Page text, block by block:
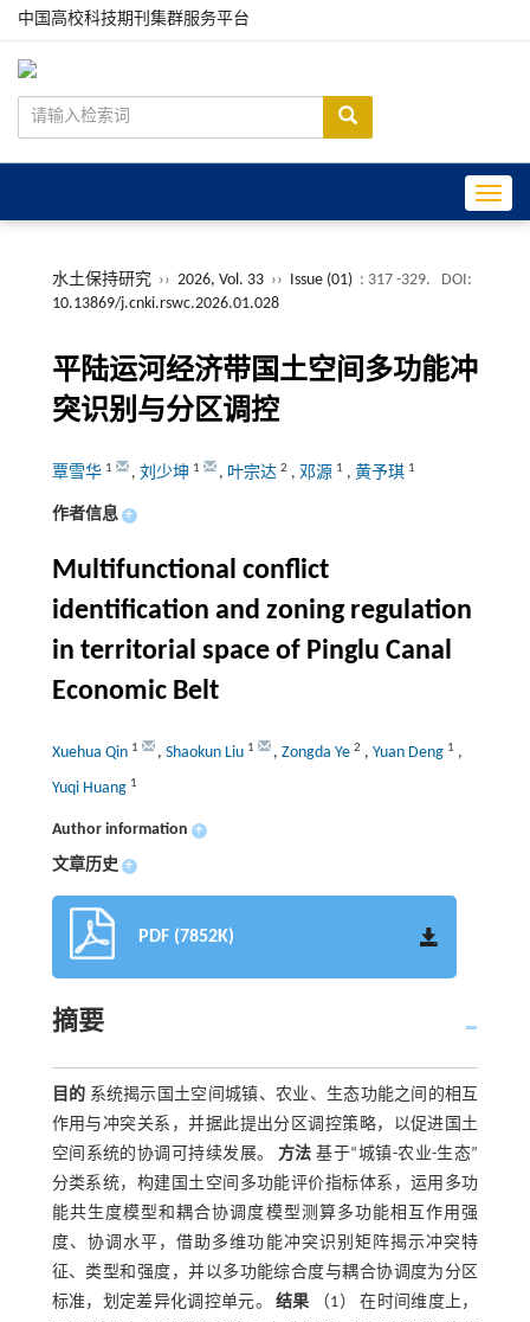
中国高校科技期刊集群服务平台
水土保持研究 ›› 2026, Vol. 33 ›› Issue (01) : 317 -329.
DOI:
10.13869/j.cnki.rswc.2026.01.028
平陆运河经济带国土空间多功能冲
突识别与分区调控
覃雪华 1 , 刘少坤 1 , 叶宗达 2 , 邓源 1 , 黄予琪 1
作者信息 +
Multifunctional conflict
identification and zoning regulation
in territorial space of Pinglu Canal
Economic Belt
Xuehua Qin 1 , Shaokun Liu 1 , Zongda Ye 2 , Yuan Deng 1 ,
Yuqi Huang 1
Author information +
文章历史 +
PDF (7852K)
摘要
目的 系统揭示国土空间城镇、农业、生态功能之间的相互
作用与冲突关系，并据此提出分区调控策略，以促进国土
空间系统的协调可持续发展。 方法 基于“城镇-农业-生态”
分类系统，构建国土空间多功能评价指标体系，运用多功
能共生度模型和耦合协调度模型测算多功能相互作用强
度、协调水平，借助多维功能冲突识别矩阵揭示冲突特
征、类型和强度，并以多功能综合度与耦合协调度为分区
标准，划定差异化调控单元。结果 （1） 在时间维度上，